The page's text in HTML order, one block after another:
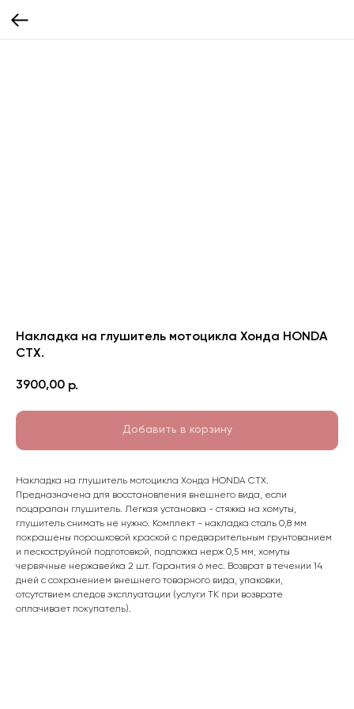
Накладка на глушитель мотоцикла Хонда HONDA
СТХ.
3900,00 р.
Добавить в корзину
Накладка на глушитель мотоцикла Хонда HONDA СТХ.
Предназначена для восстановления внешнего вида, если
поцарапан глушитель. Легкая установка - стяжка на хомуты,
глушитель снимать не нужно. Комплект - накладка сталь 0,8 мм
покрашены порошковой краской с предварительным грунтованием
и пескоструйной подготовкой, подложка нерж 0,5 мм, хомуты
червячные нержавейка 2 шт. Гарантия 6 мес. Возврат в течении 14
дней с сохранением внешнего товарного вида, упаковки,
отсутствием следов эксплуатации (услуги ТК при возврате
оплачивает покупатель).